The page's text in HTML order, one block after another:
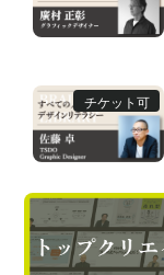
チケット可